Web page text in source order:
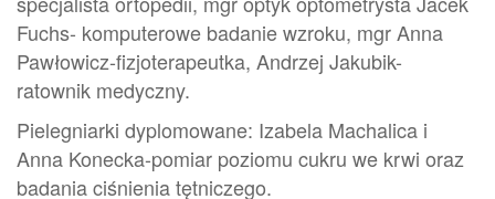
Fuchs- komputerowe badanie wzroku, mgr Anna
Pawłowicz-fizjoterapeutka, Andrzej Jakubik-
ratownik medyczny.
Pielegniarki dyplomowane: Izabela Machalica i
Anna Konecka-pomiar poziomu cukru we krwi oraz
badania ciśnienia tętniczego.